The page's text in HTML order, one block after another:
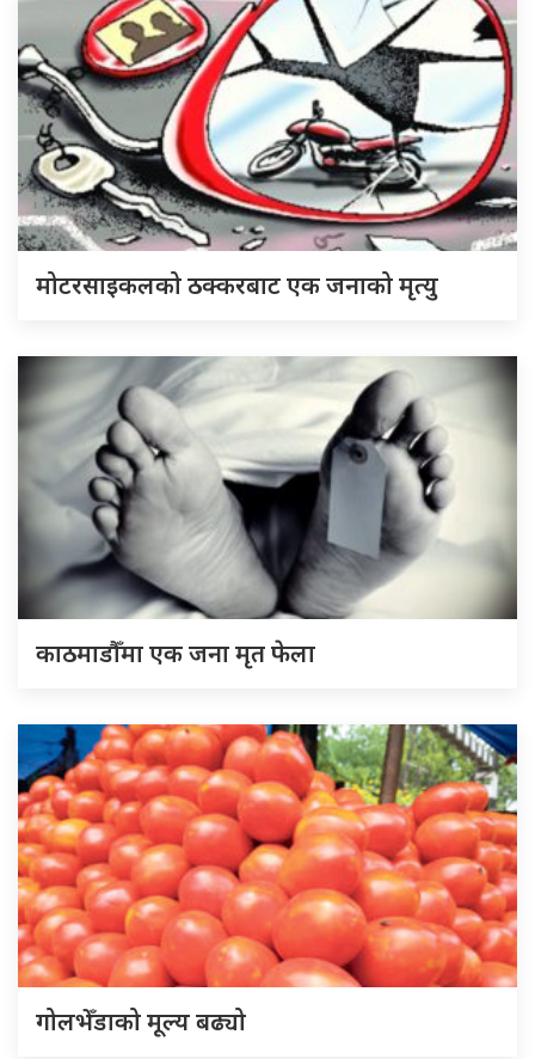
मोटरसाइकलको ठक्करबाट एक जनाको मृत्यु
काठमाडौँमा एक जना मृत फेला
गोलभेँडाको मूल्य बढ्यो